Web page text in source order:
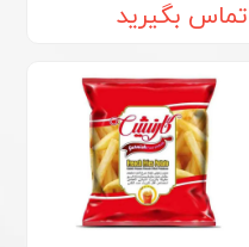
تماس بگیرید